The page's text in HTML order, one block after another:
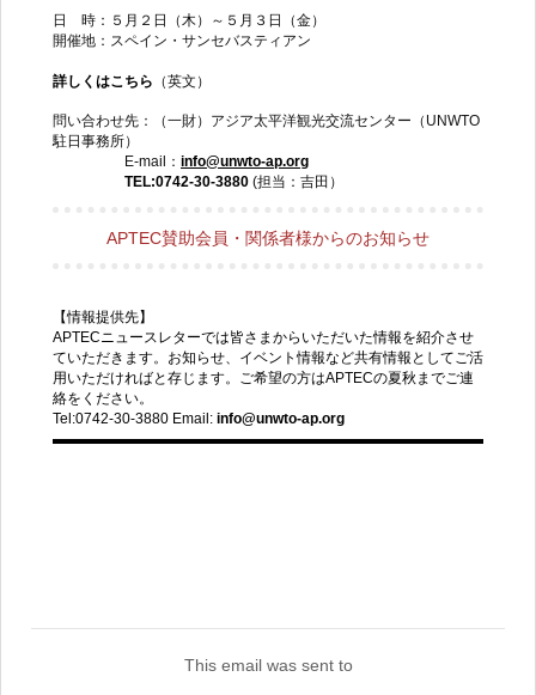
日 時：５月２日（木）～５月３日（金）
開催地：スペイン・サンセバスティアン
詳しくはこちら （英文）
問い合わせ先：（一財）アジア太平洋観光交流センター（UNWTO
駐日事務所）
E-mail： info@unwto-ap.org
TEL:0742-30-3880 (担当：吉田）
APTEC賛助会員・関係者様からのお知らせ
【情報提供先】
APTECニュースレターでは皆さまからいただいた情報を紹介させ
ていただきます。お知らせ、イベント情報など共有情報としてご活
用いただければと存じます。ご希望の方はAPTECの夏秋までご連
絡をください。
Tel:0742-30-3880 Email: info@unwto-ap.org
This email was sent to